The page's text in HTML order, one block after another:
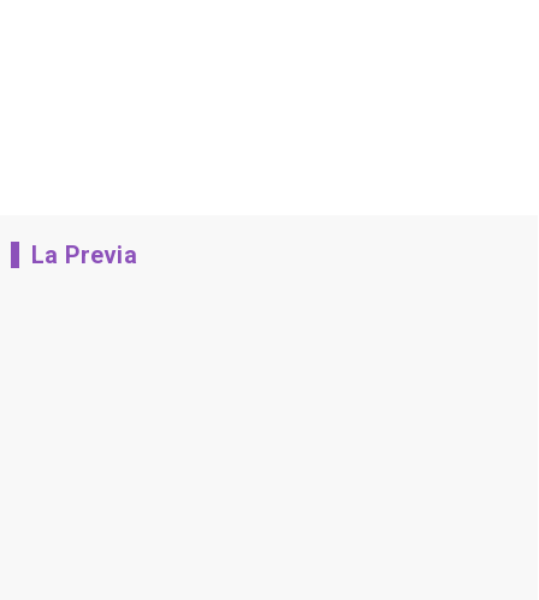
La Previa